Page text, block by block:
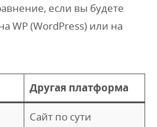
если вы будете
WP (WordPress) или на
Другая платформа
Сайт по сути